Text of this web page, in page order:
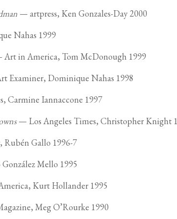
— artpress, Ken Gonzales-Day 2000
Nahas 1999
in America, Tom McDonough 1999
Examiner, Dominique Nahas 1998
Carmine Iannaccone 1997
— Los Angeles Times, Christopher Knight
Gallo 1996-7
Mello 1995
Kurt Hollander 1995
Meg O’Rourke 1990